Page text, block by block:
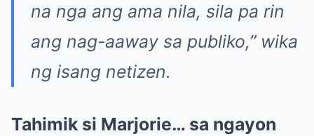
na nga ang ama nila, sila pa rin
ang nag-aaway sa publiko,” wika
ng isang netizen.
Tahimik si Marjorie… sa ngayon